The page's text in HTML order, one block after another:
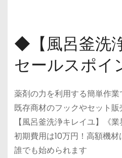
◆【風呂釜洗
セールスポ
薬剤の力を利用する簡単作業
既存商材のフックやセット販
【風呂釜洗浄キレイユ】《
初期費用は10万円！高額機
誰でも始められます